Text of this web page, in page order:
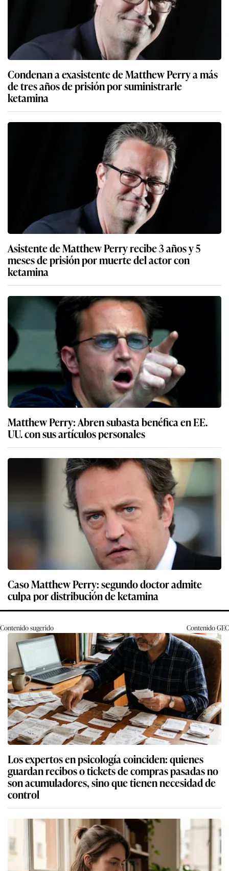
Condenan a exasistente de Matthew Perry a más
de tres años de prisión por suministrarle
ketamina
Asistente de Matthew Perry recibe 3 años y 5
meses de prisión por muerte del actor con
ketamina
Matthew Perry: Abren subasta benéfica en EE.
UU. con sus artículos personales
Caso Matthew Perry: segundo doctor admite
culpa por distribución de ketamina
Contenido sugerido ContenidoGEC
Los expertos en psicología coinciden: quienes
guardan recibos o tickets de compras pasadas no
son acumuladores, sino que tienen necesidad de
control